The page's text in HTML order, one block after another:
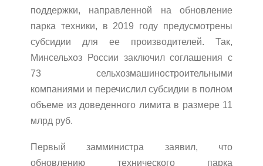
поддержки, направленной на обновление
парка техники, в 2019 году предусмотрены
субсидии для ее производителей. Так,
Минсельхоз России заключил соглашения с
73 сельхозмашиностроительными
компаниями и перечислил субсидии в полном
объеме из доведенного лимита в размере 11
млрд руб.
Первый замминистра заявил, что
обновлению технического парка